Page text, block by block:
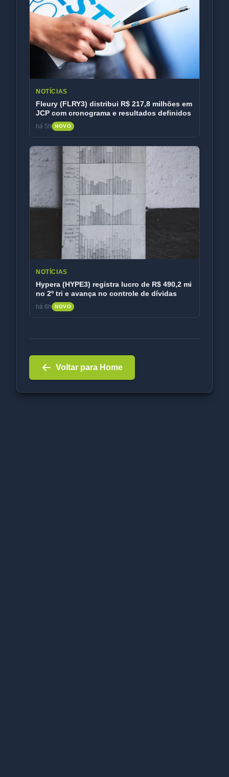
NOTÍCIAS
Fleury (FLRY3) distribui R$ 217,8 milhões em
JCP com cronograma e resultados definidos
há 5h NOVO
NOTÍCIAS
Hypera (HYPE3) registra lucro de R$ 490,2 mi
no 2º tri e avança no controle de dívidas
há 6h NOVO
Voltar para Home